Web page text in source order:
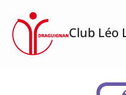
contenu
Club Léo